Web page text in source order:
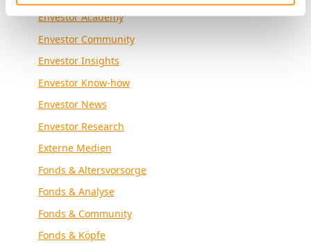
Envestor Academy
Envestor Community
Envestor Insights
Envestor Know-how
Envestor News
Envestor Research
Externe Medien
Fonds & Altersvorsorge
Fonds & Analyse
Fonds & Community
Fonds & Köpfe